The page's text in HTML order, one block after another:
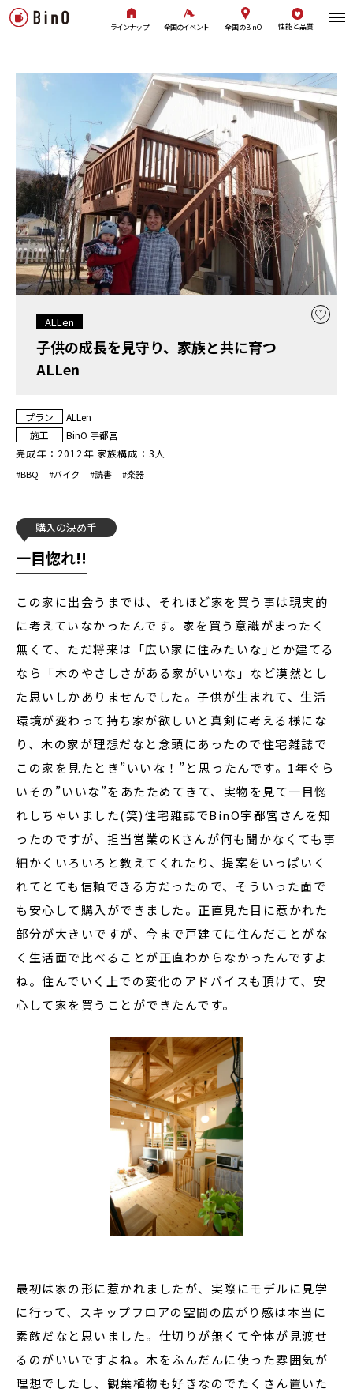
ラインナップ 全国のイベント 全国のBinO 性能と品質
ALLen
子供の成長を見守り、家族と共に育つ
ALLen
プラン
ALLen
施工
BinO 宇都宮
完成年： 2012年 家族構成： 3人
#BBQ #バイク #読書 #楽器
購入の決め手
一目惚れ!!
この家に出会うまでは、それほど家を買う事は現実的
に考えていなかったんです。家を買う意識がまったく
無くて、ただ将来は「広い家に住みたいな｣とか建てる
なら「木のやさしさがある家がいいな」など漠然とし
た思いしかありませんでした。子供が生まれて、生活
環境が変わって持ち家が欲しいと真剣に考える様にな
り、木の家が理想だなと念頭にあったので住宅雑誌で
この家を見たとき”いいな！”と思ったんです。1年ぐら
いその”いいな”をあたためてきて、実物を見て一目惚
れしちゃいました(笑)住宅雑誌でBinO宇都宮さんを知
ったのですが、担当営業のKさんが何も聞かなくても事
細かくいろいろと教えてくれたり、提案をいっぱいく
れてとても信頼できる方だったので、そういった面で
も安心して購入ができました。正直見た目に惹かれた
部分が大きいですが、今まで戸建てに住んだことがな
く生活面で比べることが正直わからなかったんですよ
ね。住んでいく上での変化のアドバイスも頂けて、安
心して家を買うことができたんです。
最初は家の形に惹かれましたが、実際にモデルに見学
に行って、スキップフロアの空間の広がり感は本当に
素敵だなと思いました。仕切りが無くて全体が見渡せ
るのがいいですよね。木をふんだんに使った雰囲気が
理想でしたし、観葉植物も好きなのでたくさん置いた